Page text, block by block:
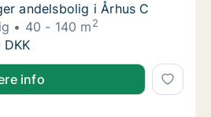
andelsbolig i Århus C
andelsbolig i Århus C
40 - 140 m2
andelsbolig i Århus C
i Århus C
info